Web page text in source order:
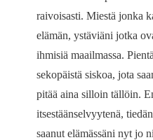
raivoisasti. Miestä jonka
elämän, ystäviäni jotka
ihmisiä maailmassa.
sekopäistä siskoa, jota
pitää aina silloin tällöin.
itsestäänselvyytenä,
saanut elämässäni nyt jo